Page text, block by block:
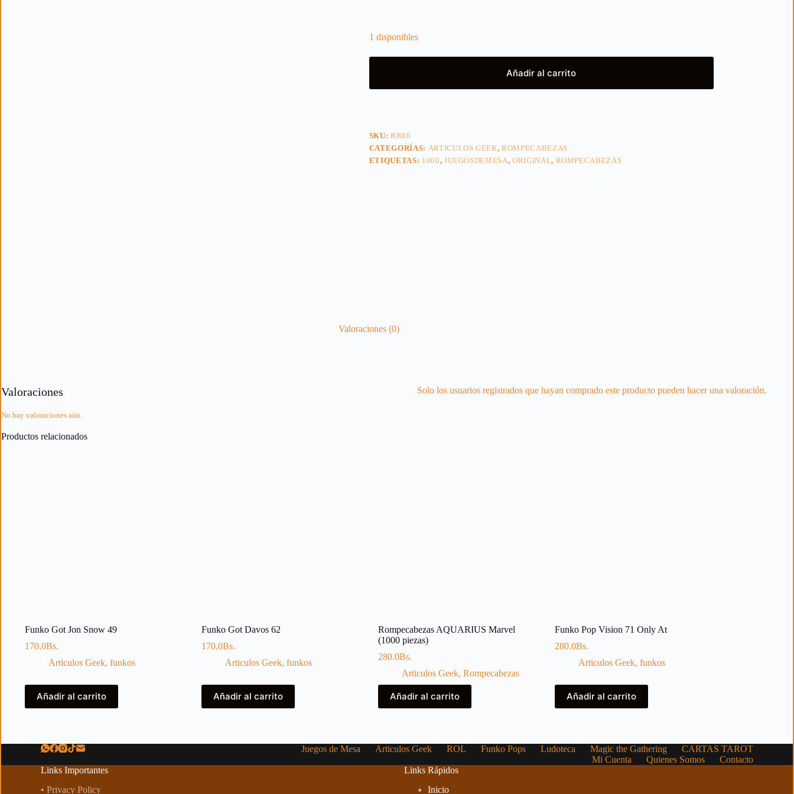
1 disponibles
Añadir al carrito
SKU:RR06
CATEGORÍAS: ARTICULOS GEEK,ROMPECABEZAS
ETIQUETAS: 1000, JUEGOSDEMESA, ORIGINAL, ROMPECABEZAS
Valoraciones (0)
Valoraciones
No hay valoraciones aún.
Solo los usuarios registrados que hayan comprado este producto pueden hacer una valoración.
Productos relacionados
Funko Got Jon Snow 49
170.0Bs.
Articulos Geek, funkos
Añadir al carrito
Funko Got Davos 62
170.0Bs.
Articulos Geek, funkos
Añadir al carrito
Rompecabezas AQUARIUS Marvel
(1000 piezas)
280.0Bs.
Articulos Geek, Rompecabezas
Añadir al carrito
Funko Pop Vision 71 Only At
280.0Bs.
Articulos Geek, funkos
Añadir al carrito
Juegos de Mesa Articulos Geek ROL Funko Pops Ludoteca Magic the Gathering
CARTAS TAROT
Mi Cuenta
Quienes Somos
Contacto
Links Importantes
• Privacy Policy
Links Rápidos
Inicio